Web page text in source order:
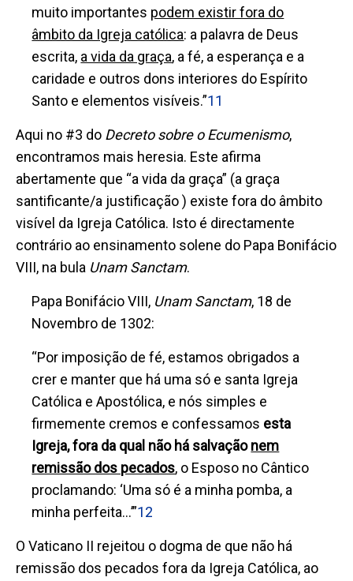
muito importantes podem existir fora do
âmbito da Igreja católica: a palavra de Deus
escrita, a vida da graça, a fé, a esperança e a
caridade e outros dons interiores do Espírito
Santo e elementos visíveis.”11
Aqui no #3 do Decreto sobre o Ecumenismo,
encontramos mais heresia. Este afirma
abertamente que “a vida da graça” (a graça
santificante/a justificação ) existe fora do âmbito
visível da Igreja Católica. Isto é directamente
contrário ao ensinamento solene do Papa Bonifácio
VIII, na bula Unam Sanctam.
Papa Bonifácio VIII, Unam Sanctam, 18 de
Novembro de 1302:
“Por imposição de fé, estamos obrigados a
crer e manter que há uma só e santa Igreja
Católica e Apostólica, e nós simples e
firmemente cremos e confessamos esta
Igreja,fora da qual não há salvaçãonem
remissão dos pecados, o Esposo no Cântico
proclamando: ‘Uma só é a minha pomba, a
minha perfeita...’”12
O Vaticano II rejeitou o dogma de que não há
remissão dos pecados fora da Igreja Católica, ao